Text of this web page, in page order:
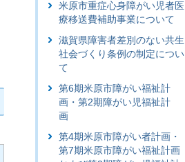
米原市重症心身障がい児者医
療移送費補助事業について
滋賀県障害者差別のない共生
社会づくり条例の制定につい
て
第6期米原市障がい福祉計
画・第2期障がい児福祉計
画
第4期米原市障がい者計画・
第7期米原市障がい福祉計画